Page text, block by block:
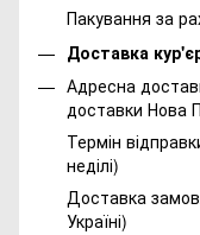
Пакування за
Доставка
Адресна
доставки Нова
Термін
неділі)
Доставка
Україні)